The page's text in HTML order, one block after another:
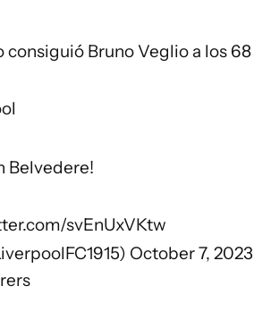
Bruno Veglio a los
Belvedere!
svEnUxVKtw
October 7, 2023